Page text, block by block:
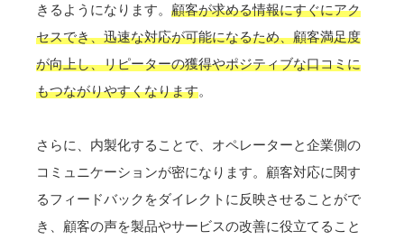
きるようになります。 顧客が求める情報にすぐにアク
セスでき、迅速な対応が可能になるため、顧客満足度
が向上し、リピーターの獲得やポジティブな口コミに
もつながりやすくなります。
さらに、内製化することで、オペレーターと企業側の
コミュニケーションが密になります。顧客対応に関す
るフィードバックをダイレクトに反映させることがで
き、顧客の声を製品やサービスの改善に役立てること